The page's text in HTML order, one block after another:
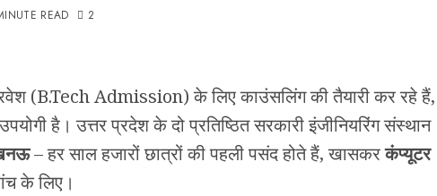
READ 2
(B.Tech Admission) के लिए काउंसलिंग की तैयारी कर रहे हैं,
है। उत्तर प्रदेश के दो प्रतिष्ठित सरकारी इंजीनियरिंग संस्थान
– हर साल हजारों छात्रों की पहली पसंद होते हैं, खासकरकंप्यूटर
के लिए।